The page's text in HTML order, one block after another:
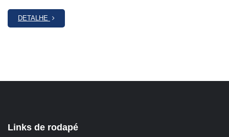
DETALHE
Links de rodapé